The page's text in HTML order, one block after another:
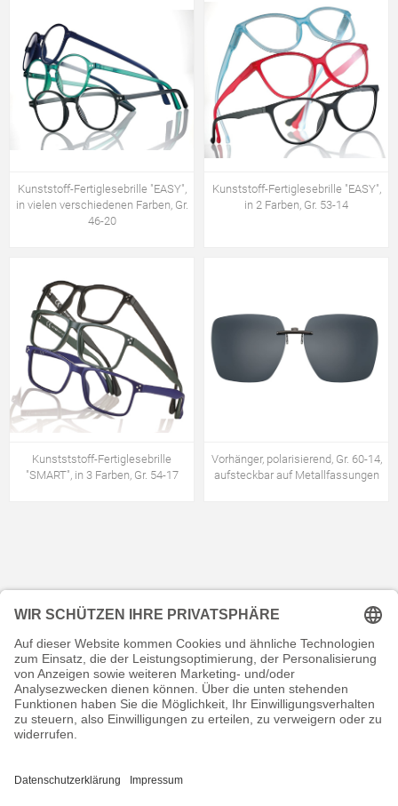
Kunststoff-Fertiglesebrille "EASY",
in vielen verschiedenen Farben, Gr.
46-20
Kunststoff-Fertiglesebrille "EASY",
in 2 Farben, Gr. 53-14
Kunstststoff-Fertiglesebrille
"SMART", in 3 Farben, Gr. 54-17
Vorhänger, polarisierend, Gr. 60-14,
aufsteckbar auf Metallfassungen
KONTAKT
RECHTLICHES